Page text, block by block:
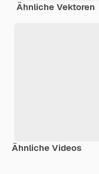
Ähnliche Vektoren
Ähnliche Videos